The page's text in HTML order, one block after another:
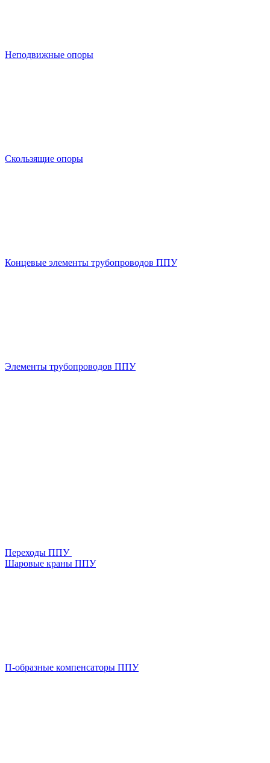
Неподвижные опоры
Скользящие опоры
Концевые элементы трубопроводов ППУ
Элементы трубопроводов ППУ
Переходы ППУ
Шаровые краны ППУ
П-образные компенсаторы ППУ